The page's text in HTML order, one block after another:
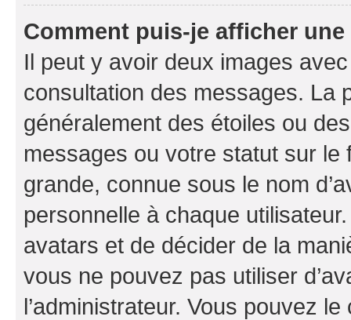
Comment puis-je afficher
Il peut y avoir deux images
consultation des messages. La
généralement des étoiles ou
messages ou votre statut sur
grande, connue sous le nom
personnelle à chaque utilisateur.
avatars et de décider de la
vous ne pouvez pas utiliser
l’administrateur. Vous pouvez